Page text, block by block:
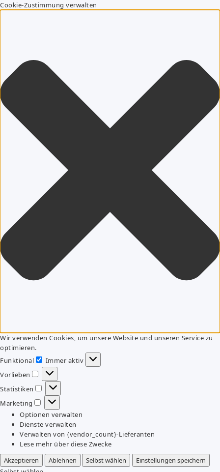
Cookie-Zustimmung verwalten
Wir verwenden Cookies, um unsere Website und unseren Service zu
optimieren.
Funktional
Funktional
Immer aktiv
Vorlieben
Vorlieben
Statistiken
Statistiken
Marketing
Marketing
Optionen verwalten
Dienste verwalten
Verwalten von {vendor_count}-Lieferanten
Lese mehr über diese Zwecke
Akzeptieren
Ablehnen Selbst wählen
Einstellungen speichern